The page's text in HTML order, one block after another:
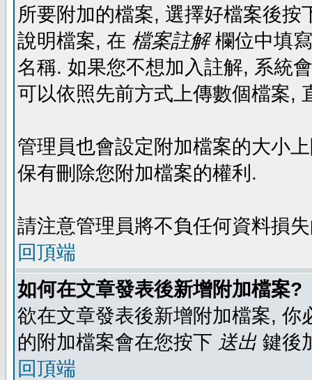
所要附加的檔案, 選擇好檔案後
說明檔案, 在 檔案註解欄位中填
名稱. 如果您不想加入註解, 系統
可以依照先前方式上傳數個檔案,
管理員也會設定附加檔案的大小
保有刪除您附加檔案的權利.
請注意管理員將不負任何資料損
回頂端
如何在文章發表後新增附加檔案?
欲在文章發表後新增附加檔案,
的附加檔案會在您按下 送出 鍵後
回頂端